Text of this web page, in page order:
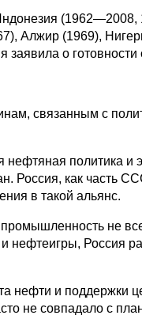
Алжир (1969),
о
связанным с
политика
Россия, как часть
в такой альянс.
не
Россия
нефти и поддержки
не совпадало с